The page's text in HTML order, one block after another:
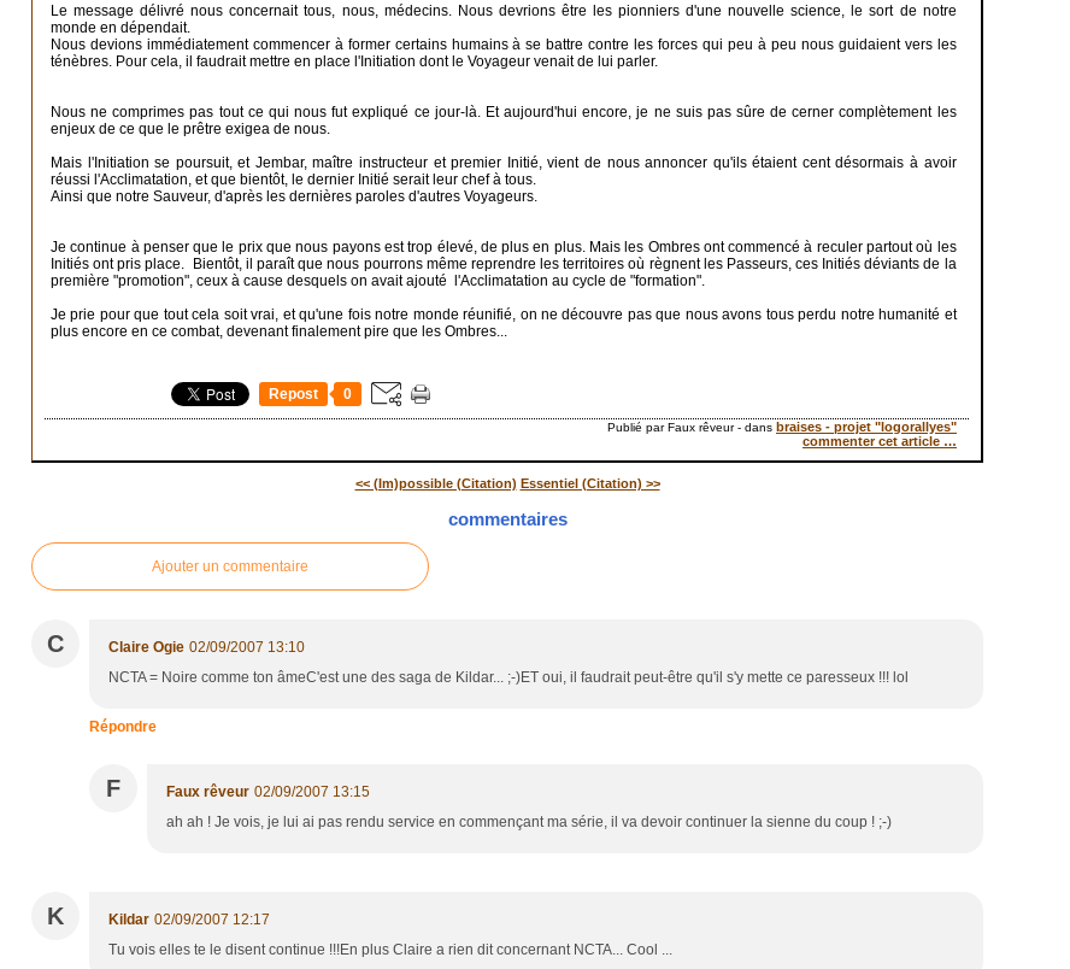
Le message délivré nous concernait tous, nous, médecins. Nous devrions être les pionniers d'une nouvelle science, le sort de notre
monde en dépendait.
Nous devions immédiatement commencer à former certains humains à se battre contre les forces qui peu à peu nous guidaient vers les
ténèbres. Pour cela, il faudrait mettre en place l'Initiation dont le Voyageur venait de lui parler.
Nous ne comprimes pas tout ce qui nous fut expliqué ce jour-là. Et aujourd'hui encore, je ne suis pas sûre de cerner complètement les
enjeux de ce que le prêtre exigea de nous.
Mais l'Initiation se poursuit, et Jembar, maître instructeur et premier Initié, vient de nous annoncer qu'ils étaient cent désormais à avoir
réussi l'Acclimatation, et que bientôt, le dernier Initié serait leur chef à tous.
Ainsi que notre Sauveur, d'après les dernières paroles d'autres Voyageurs.
Je continue à penser que le prix que nous payons est trop élevé, de plus en plus. Mais les Ombres ont commencé à reculer partout où les
Initiés ont pris place. Bientôt, il paraît que nous pourrons même reprendre les territoires où règnent les Passeurs, ces Initiés déviants de la
première "promotion", ceux à cause desquels on avait ajouté l'Acclimatation au cycle de "formation".
Je prie pour que tout cela soit vrai, et qu'une fois notre monde réunifié, on ne découvre pas que nous avons tous perdu notre humanité et
plus encore en ce combat, devenant finalement pire que les Ombres...
Repost 0
Publié par Faux rêveur - dans braises - projet "logorallyes"
commenter cet article …
<< (Im)possible (Citation) Essentiel (Citation) >>
commentaires
Ajouter un commentaire
C Claire Ogie 02/09/2007 13:10
NCTA = Noire comme ton âmeC'est une des saga de Kildar... ;-)ET oui, il faudrait peut-être qu'il s'y mette ce paresseux !!! lol
Répondre
F Faux rêveur 02/09/2007 13:15
ah ah ! Je vois, je lui ai pas rendu service en commençant ma série, il va devoir continuer la sienne du coup ! ;-)
K Kildar 02/09/2007 12:17
Tu vois elles te le disent continue !!!En plus Claire a rien dit concernant NCTA... Cool ...